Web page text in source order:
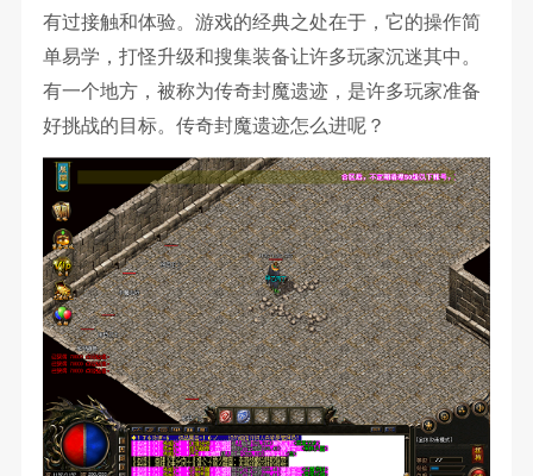
有过接触和体验。游戏的经典之处在于，它的操作简
单易学，打怪升级和搜集装备让许多玩家沉迷其中。
有一个地方，被称为传奇封魔遗迹，是许多玩家准备
好挑战的目标。传奇封魔遗迹怎么进呢？